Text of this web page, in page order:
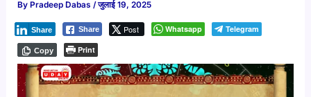
By Pradeep Dabas/जुलाई 19, 2025
Share Post
Share Whatsapp Telegram
Copy Print